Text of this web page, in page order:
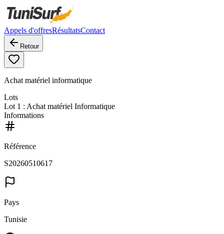
Appels d'offresRésultatsContact
Retour
Achat matériel informatique
Lots
Lot 1 : Achat matériel Informatique
Informations
Référence
S20260510617
Pays
Tunisie